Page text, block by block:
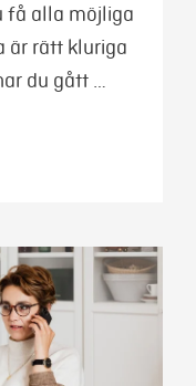
få alla möjliga
är rätt kluriga
du gått …